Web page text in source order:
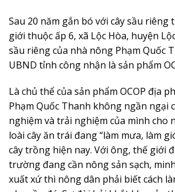
Các nhân công trong nông trại dưa
Trần Thị Ninh phân loại sản phẩm
trường
Thời buổi truyền thông đa phương
nông nghiệp đâu chỉ đánh vào tâm
dùng bằng âm thanh lốc cốc, leng